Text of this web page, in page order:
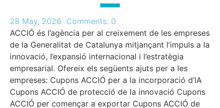
28 May, 2026 Comments: 0
ACCIÓ és l’agència per al creixement de les empreses
de la Generalitat de Catalunya mitjançant l’impuls a la
innovació, l’expansió internacional i l’estratègia
empresarial. Ofereix els següents ajuts per a les
empreses: Cupons ACCIÓ per a la incorporació d’IA
Cupons ACCIÓ de protecció de la innovació Cupons
ACCIÓ per començar a exportar Cupons ACCIÓ de